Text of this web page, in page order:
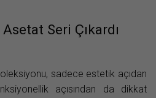
Seri Çıkardı
sadece estetik açıdan
açısından da dikkat